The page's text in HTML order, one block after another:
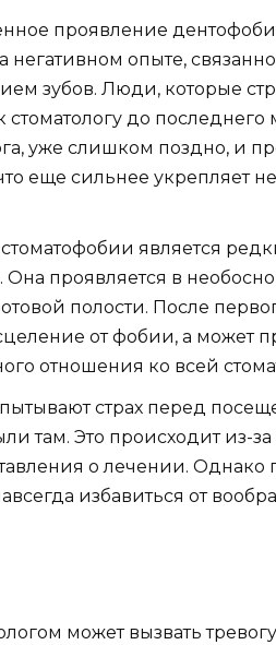
проявление
негативном опыте,
зубов. Люди, которые
стоматологу до
уже слишком поздно, и
еще сильнее укрепляет
является
проявляется в
полости. После
от фобии, а может
отношения ко всей
страх перед
там. Это происходит из-
о лечении. Однако
избавиться от
может вызвать